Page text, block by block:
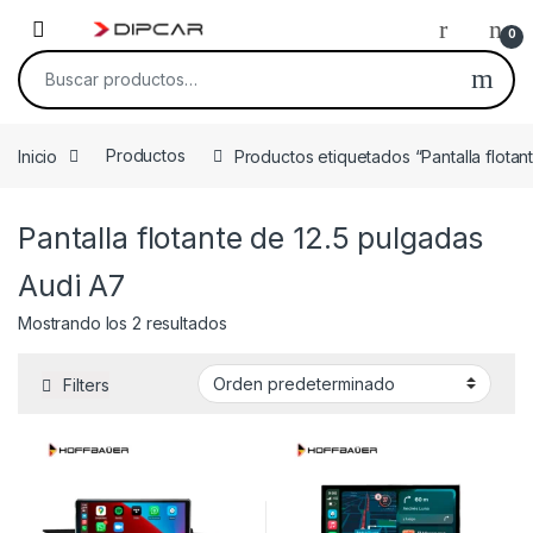
0
Buscar por:
Inicio Productos Productos etiquetados “Pantalla
Pantalla flotante de 12.5 pulgadas
Audi A7
Mostrando los 2 resultados
Filters